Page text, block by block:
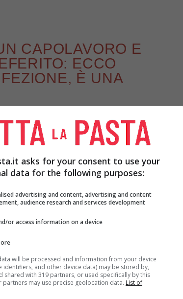
CAPOLAVORO E
ECCO
È UNA
di freddo e umidità, non potete
Si tratta della classica
orecchioni e, se vi piacciono,
la versione che vi proponiamo è
speciale. Scopriamo insieme
asks for your consent to use your
data for the following purposes:
advertising and content, advertising and content
audience research and services development
or access information on a device
will be processed and information from your device
identifiers, and other device data) may be stored by,
shared with 319 partners, or used specifically by this
partners may use precise geolocation data. List of